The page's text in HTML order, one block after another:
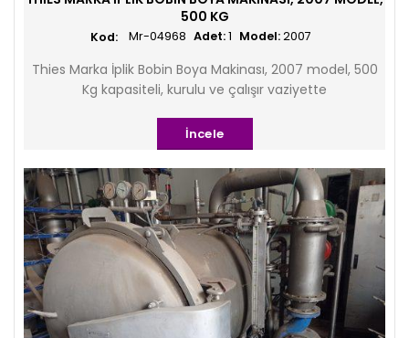
500 KG
Adet:1 Model:2007
Mr-04968
Thies Marka İplik Bobin Boya Makinası, 2007 model, 500
Kg kapasiteli, kurulu ve çalışır vaziyette
İncele